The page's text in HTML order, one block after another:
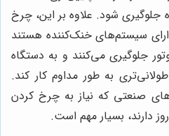
جلوگیری شود. علاوه بر این، چرخ
سیستم‌های خنک‌کننده هستند
جلوگیری می‌کنند و به دستگاه
به طور مداوم کار کند.
صنعتی که نیاز به چرخ کردن
دارند، بسیار مهم است.